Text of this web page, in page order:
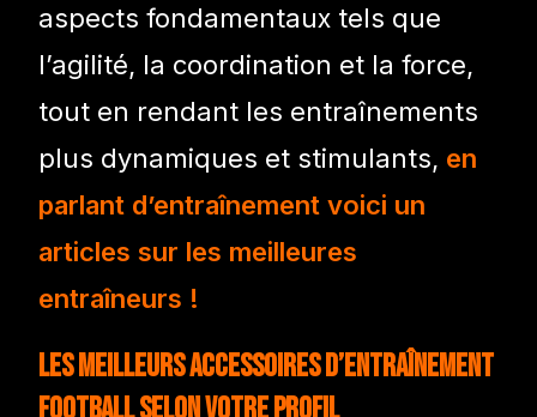
aspects fondamentaux tels que
l’agilité, la coordination et la force,
tout en rendant les entraînements
plus dynamiques et stimulants, en
parlant d’entraînement voici un
articles sur les meilleures
entraîneurs !
Les Meilleurs Accessoires d’Entraînement